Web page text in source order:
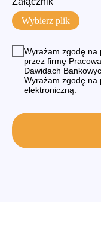
Wybierz plik
Wyrażam zgodę na
przez firmę
Dawidach
Wyrażam zgodę na
elektroniczną.